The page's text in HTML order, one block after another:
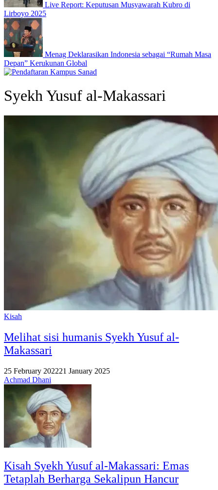
Live Report: Keputusan Musyawarah Kubro di
Lirboyo 2025
Menag Deklarasikan Indonesia sebagai “Rumah Masa
Depan” Kerukunan Global
Syekh Yusuf al-Makassari
Kisah
Melihat sisi humanis Syekh Yusuf al-
Makassari
25 February 202221 January 2025
Achmad Dhani
Kisah Syekh Yusuf al-Makassari: Emas
Tetaplah Berharga Sekalipun Hancur